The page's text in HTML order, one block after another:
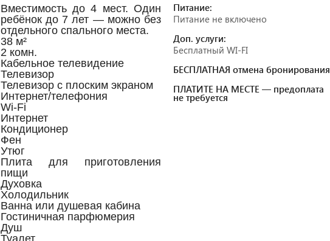
Вместимость до 4 мест. Один
ребёнок до 7 лет — можно без
отдельного спального места.
38 м²
2 комн.
Кабельное телевидение
Телевизор
Телевизор с плоским экраном
Интернет/телефония
Wi-Fi
Интернет
Кондиционер
Фен
Утюг
Плита для приготовления
пищи
Духовка
Холодильник
Ванна или душевая кабина
Гостиничная парфюмерия
Душ
Туалет
Питание:
Питание не включено
Доп. услуги:
Бесплатный WI-FI
БЕСПЛАТНАЯ отмена бронирования
ПЛАТИТЕ НА МЕСТЕ — предоплата
не требуется